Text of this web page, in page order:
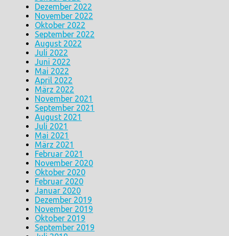
Dezember 2022
November 2022
Oktober 2022
September 2022
August 2022
Juli 2022
Juni 2022
Mai 2022
April 2022
März 2022
November 2021
September 2021
August 2021
Juli 2021
Mai 2021
März 2021
Februar 2021
November 2020
Oktober 2020
Februar 2020
Januar 2020
Dezember 2019
November 2019
Oktober 2019
September 2019